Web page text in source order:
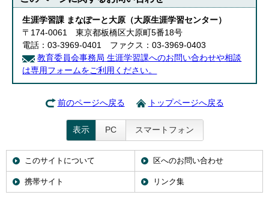
生涯学習課 まなぽーと大原（大原生涯学習センター）
〒174-0061 東京都板橋区大原町5番18号
電話：03-3969-0401 ファクス：03-3969-0403
教育委員会事務局 生涯学習課へのお問い合わせや相談
は専用フォームをご利用ください。
前のページへ戻る トップページへ戻る
表示 PC スマートフォン
このサイトについて 区へのお問い合わせ
携帯サイト リンク集